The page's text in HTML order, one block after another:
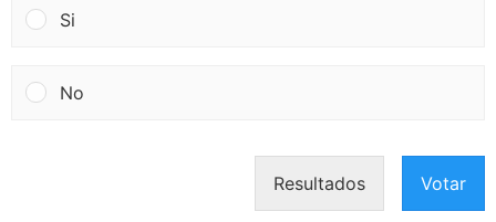
Si
No
Resultados Votar